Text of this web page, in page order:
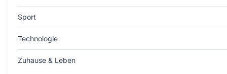
Sport
Technologie
Zuhause & Leben